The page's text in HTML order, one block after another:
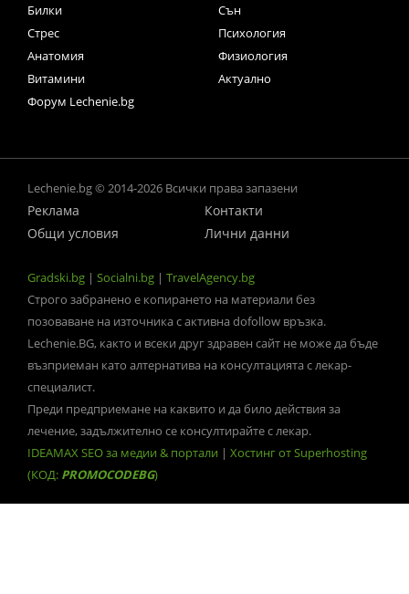
Билки
Сън
Стрес
Психология
Анатомия
Физиология
Витамини
Актуално
Форум Lechenie.bg
Lechenie.bg © 2014-2026 Всички права запазени
Реклама
Контакти
Общи условия
Лични данни
Gradski.bg | Socialni.bg | TravelAgency.bg
Строго забранено е копирането на материали без
позоваване на източника с активна dofollow връзка.
Lechenie.BG, както и всеки друг здравен сайт не може да бъде
възприеман като алтернатива на консултацията с лекар-
специалист.
Преди предприемане на каквито и да било действия за
лечение, задължително се консултирайте с лекар.
IDEAMAX SEO за медии & портали | Хостинг от Superhosting
(КОД: PROMOCODEBG)